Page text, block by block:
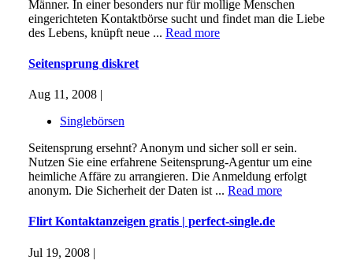
Männer. In einer besonders nur für mollige Menschen
eingerichteten Kontaktbörse sucht und findet man die Liebe
des Lebens, knüpft neue ... Read more
Seitensprung diskret
Aug 11, 2008 |
Singlebörsen
Seitensprung ersehnt? Anonym und sicher soll er sein.
Nutzen Sie eine erfahrene Seitensprung-Agentur um eine
heimliche Affäre zu arrangieren. Die Anmeldung erfolgt
anonym. Die Sicherheit der Daten ist ... Read more
Flirt Kontaktanzeigen gratis | perfect-single.de
Jul 19, 2008 |